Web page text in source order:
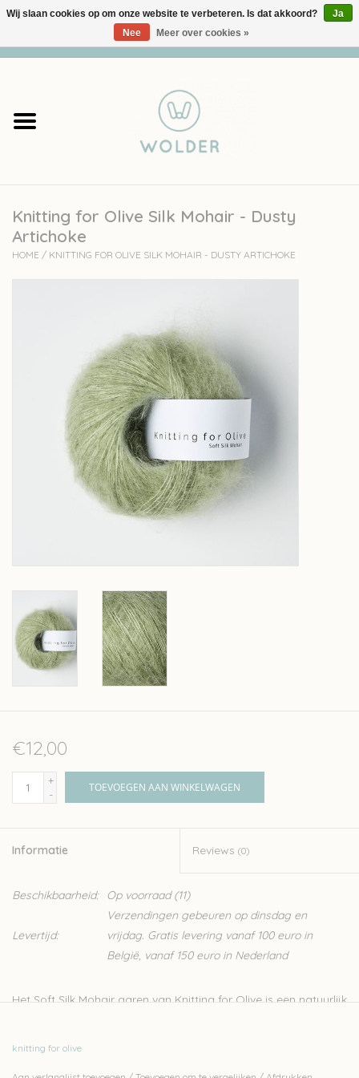
Garens
Accessoires
workshops
Over wolder
Knitting for Olive Silk Mohair - Dusty
Artichoke
HOME / KNITTING FOR OLIVE SILK MOHAIR - DUSTY ARTICHOKE
€12,00
+
-
TOEVOEGEN AAN WINKELWAGEN
Informatie Reviews (0)
Beschikbaarheid: Op voorraad(11)
Levertijd:
Verzendingen gebeuren op dinsdag en
vrijdag. Gratis levering vanaf 100 euro in
België, vanaf 150 euro in Nederland
Het Soft Silk Mohair garen van Knitting for Olive is een natuurlijk
knitting for olive
Wij slaan cookies op om onze website te verbeteren. Is dat akkoord?
Ja
Nee
Meer over cookies »